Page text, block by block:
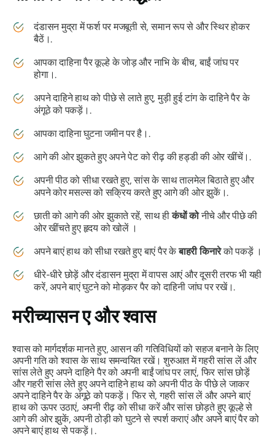
दंडासन मुद्रा में फर्श पर मजबूती से, समान रूप से और स्थिर होकर
बैठें।.
आपका दाहिना पैर कूल्हे के जोड़ और नाभि के बीच, बाईं जांघ पर
होगा।.
अपने दाहिने हाथ को पीछे से लाते हुए, मुड़ी हुई टांग के दाहिने पैर के
अंगूठे को पकड़ें।.
आपका दाहिना घुटना जमीन पर है।.
आगे की ओर झुकते हुए अपने पेट को रीढ़ की हड्डी की ओर खींचें।.
अपनी पीठ को सीधा रखते हुए, सांस के साथ तालमेल बिठाते हुए और
अपने कोर मसल्स को सक्रिय करते हुए आगे की ओर झुकें।.
छाती को आगे की ओर झुकाते रहें, साथ हीकंधों कोनीचे और पीछे की
ओर खींचते हुए हृदय को खोलें ।
अपने बाएं हाथ को सीधा रखते हुए बाएं पैर केबाहरी किनारेको पकड़ें ।
धीरे-धीरे छोड़ें और दंडासन मुद्रा में वापस आएं और दूसरी तरफ भी यही
करें, अपने बाएं घुटने को मोड़कर पैर को दाहिनी जांघ पर रखें।.
मरीच्यासनए और श्वास
श्वास को मार्गदर्शक मानते हुए, आसन की गतिविधियों को सहज बनाने के लिए
अपनी गति को श्वास के साथ समन्वयित रखें। शुरुआत में गहरी सांस लें और
सांस लेते हुए अपने दाहिने पैर को अपनी बाईं जांघ पर लाएं, फिर सांस छोड़ें
और गहरी सांस लेते हुए अपने दाहिने हाथ को अपनी पीठ के पीछे ले जाकर
अपने दाहिने पैर के अंगूठे को पकड़ें। फिर से, गहरी सांस लें और अपने बाएं
हाथ को ऊपर उठाएं, अपनी रीढ़ को सीधा करें और सांस छोड़ते हुए कूल्हे से
आगे की ओर झुकें, अपनी ठोड़ी को घुटने से स्पर्श कराएं और अपने बाएं पैर को
अपने बाएं हाथ से पकड़ें।.